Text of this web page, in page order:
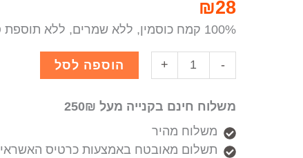
₪28
100% קמח כוסמין, ללא שמרים, ללא תוספת סוכר, טבעוני
-
+ הוספה לסל
משלוח חינם בקנייה מעל 250₪
משלוח מהיר
תשלום מאובטח באמצעות כרטיס האשראי